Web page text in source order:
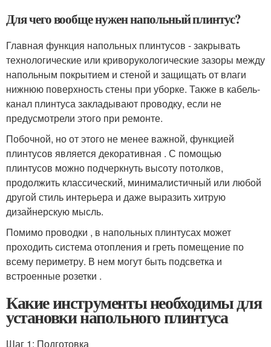
Для чего вообще нужен напольный плинтус?
Главная функция напольных плинтусов - закрывать
технологические или криворукологические зазоры между
напольным покрытием и стеной и защищать от влаги
нижнюю поверхность стены при уборке. Также в кабель-
канал плинтуса закладывают проводку, если не
предусмотрели этого при ремонте.
Побочной, но от этого не менее важной, функцией
плинтусов является декоративная . С помощью
плинтусов можно подчеркнуть высоту потолков,
продолжить классический, минималистичный или любой
другой стиль интерьера и даже выразить хитрую
дизайнерскую мысль.
Помимо проводки , в напольных плинтусах может
проходить система отопления и греть помещение по
всему периметру. В нем могут быть подсветка и
встроенные розетки .
Какие инструменты необходимы для
установки напольного плинтуса
Шаг 1: Подготовка